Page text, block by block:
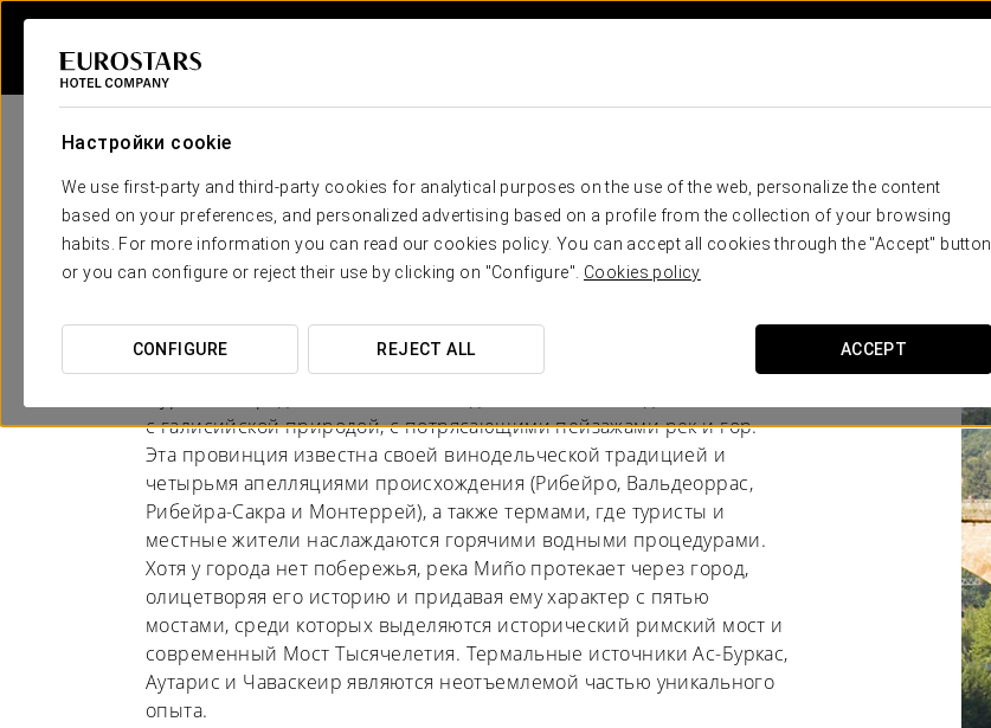
Настройки cookie
We use first-party and third-party cookies for analytical purposes on the use of the web, personalize the content
based on your preferences, and personalized advertising based on a profile from the collection of your browsing
habits. For more information you can read our cookies policy. You can accept all cookies through the "Accept" button
or you can configure or reject their use by clicking on "Configure". Cookies policy
CONFIGURE REJECT ALL ACCEPT
Отели в Оренсе
ТЕРМАЛЬНЫЙ КУРОРТ
с галисийской природой, с потрясающими пейзажами рек и гор.
Эта провинция известна своей винодельческой традицией и
четырьмя апелляциями происхождения (Рибейро, Вальдеоррас,
Рибейра-Сакра и Монтеррей), а также термами, где туристы и
местные жители наслаждаются горячими водными процедурами.
Хотя у города нет побережья, река Миño протекает через город,
олицетворяя его историю и придавая ему характер с пятью
мостами, среди которых выделяются исторический римский мост и
современный Мост Тысячелетия. Термальные источники Ас-Буркас,
Аутарис и Чаваскеир являются неотъемлемой частью уникального
опыта.